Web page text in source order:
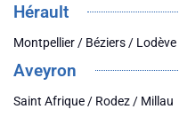
Hérault
Montpellier / Béziers / Lodève
Aveyron
Saint Afrique / Rodez / Millau